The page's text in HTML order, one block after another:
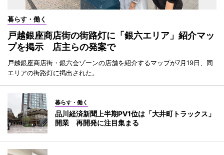
暮らす・働く
戸越銀座商店街の街路灯に「銀六エリア」紹介マッ
プを掲示 店主らの発案で
戸越銀座商店街・銀六会ゾーンの店舗を紹介するマップが7月19日、同
エリアの街路灯に掲出された。
暮らす・働く
品川経済新聞上半期PV1位は「大井町トラックス」
開業 再開発に注目集まる